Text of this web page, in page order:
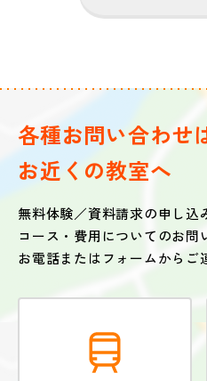
各種お問い合わせ
お近くの教室へ
無料体験／資料請求の申し込
コース・費用についてのお問
お電話またはフォームからご